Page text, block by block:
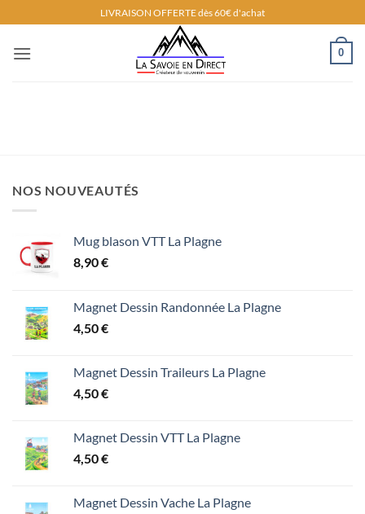
au
contenu
LIVRAISON OFFERTE dès 60€ d'achat
0
NOS NOUVEAUTÉS
Mug blason VTT La Plagne
8,90€
Magnet Dessin Randonnée La Plagne
4,50€
Magnet Dessin Traileurs La Plagne
4,50€
Magnet Dessin VTT La Plagne
4,50€
Magnet Dessin Vache La Plagne